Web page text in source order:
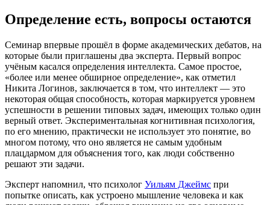
Определение есть, вопросы остаются
Семинар впервые прошёл в форме академических дебатов, на
которые были приглашены два эксперта. Первый вопрос
учёным касался определения интеллекта. Самое простое,
«более или менее обширное определение», как отметил
Никита Логинов, заключается в том, что интеллект — это
некоторая общая способность, которая маркируется уровнем
успешности в решении типовых задач, имеющих только один
верный ответ. Экспериментальная когнитивная психология,
по его мнению, практически не использует это понятие, во
многом потому, что оно является не самым удобным
плацдармом для объяснения того, как люди собственно
решают эти задачи.
Эксперт напомнил, что психолог Уильям Джеймс при
попытке описать, как устроено мышление человека и как